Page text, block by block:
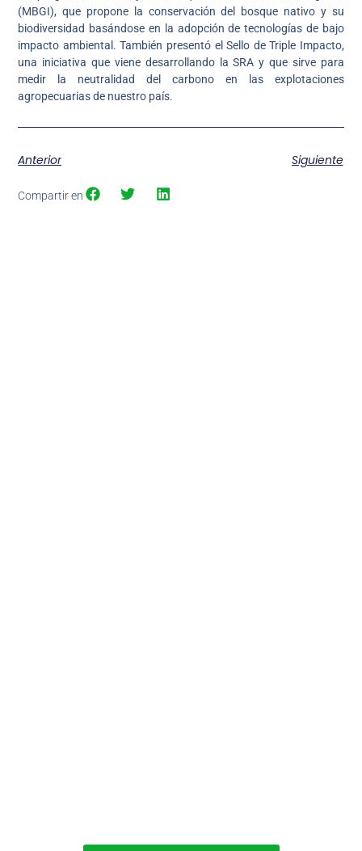
(MBGI), que propone la conservación del bosque nativo y su
biodiversidad basándose en la adopción de tecnologías de bajo
impacto ambiental. También presentó el Sello de Triple Impacto,
una iniciativa que viene desarrollando la SRA y que sirve para
medir la neutralidad del carbono en las explotaciones
agropecuarias de nuestro país.
Anterior Siguiente
Compartir en